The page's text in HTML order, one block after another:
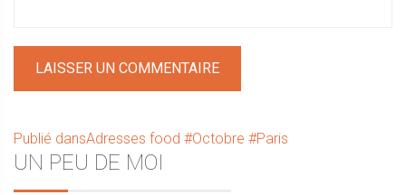
Navigation
de
Publié dansAdresses food #Octobre #Paris
Sidebar
UN PEU DE MOI